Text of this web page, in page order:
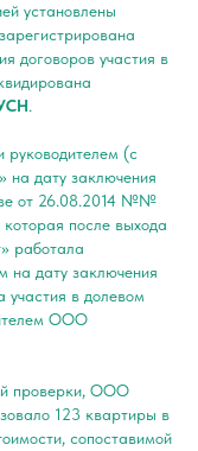
установлены
договоров участия в
.
руководителем (с
дату заключения
от 26.08.2014 №№
после выхода
работала
дату заключения
в долевом
ООО
проверки, ООО
123 квартиры в
сопоставимой